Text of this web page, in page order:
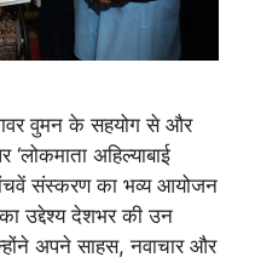
वुमन के सहयोग से और
‘लोकमाता अहिल्याबाई
संस्करण का भव्य आयोजन
उद्देश्य देशभर की उन
अपने साहस, नवाचार और